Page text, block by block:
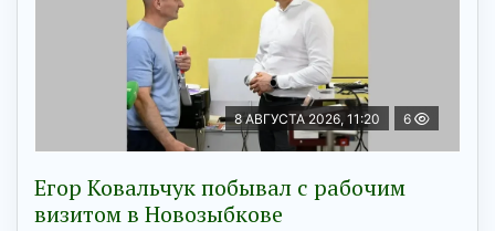
8 АВГУСТА 2026, 11:20 6
Егор Ковальчук побывал с рабочим
визитом в Новозыбкове